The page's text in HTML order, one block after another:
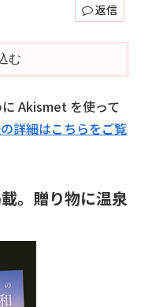
返信
む
Akismet を使って
詳細はこちらをご覧
。贈り物に温泉